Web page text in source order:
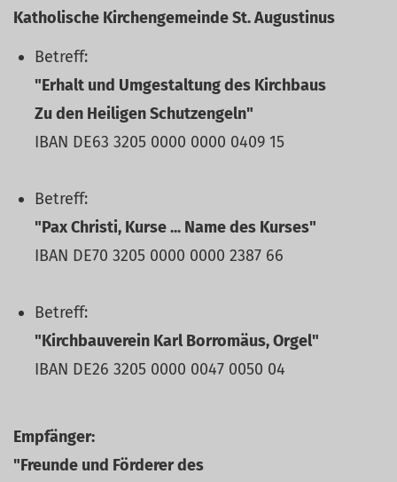
Katholische Kirchengemeinde St. Augustinus
Betreff:
"Erhalt und Umgestaltung des Kirchbaus
Zu den Heiligen Schutzengeln"
IBAN DE63 3205 0000 0000 0409 15
Betreff:
"Pax Christi, Kurse ... Name des Kurses"
IBAN DE70 3205 0000 0000 2387 66
Betreff:
"Kirchbauverein Karl Borromäus, Orgel"
IBAN DE26 3205 0000 0047 0050 04
Empfänger:
"Freunde und Förderer des